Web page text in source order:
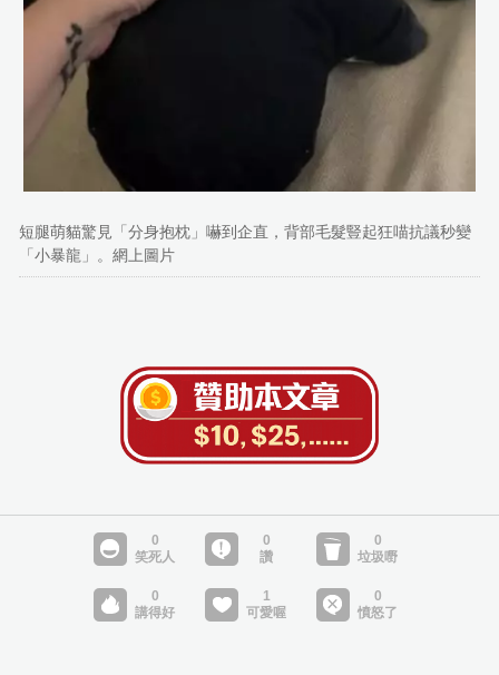
短腿萌貓驚見「分身抱枕」嚇到企直，背部毛髮豎起狂喵抗議秒變
「小暴龍」。網上圖片